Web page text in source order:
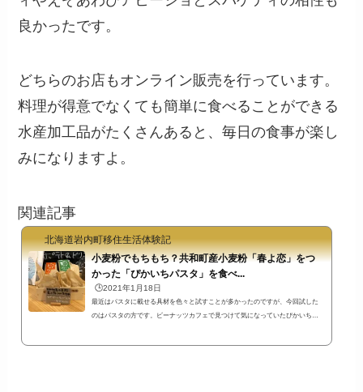
良かったです。
どちらのお店もオンライン販売を行っています。
料理が得意でなくても簡単に食べることができる
水産加工品がたくさんあると、毎日の食事が楽し
みになりますよ。
関連記事
北海道岩内町移住生活体験記
小麦粉でもちもち？共和町産小麦粉「春よ恋」をつ
かった「ぴかいちパスタ」を食べ...
🕒️2021年1月18日
最近はパスタに載せる具材を色々と試すことが多かったのですが、今回試した
のはパスタの方です。ビーナッツカフェで見つけて気になっていたぴかいちパ